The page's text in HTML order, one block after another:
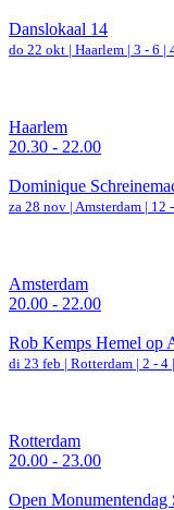
Danslokaal 14
do 22 okt | Haarlem | 3 - 6 |
Haarlem
20.30 - 22.00
Dominique
za 28 nov | Amsterdam | 12
Amsterdam
20.00 - 22.00
Rob Kemps Hemel op
di 23 feb | Rotterdam | 2 - 4
Rotterdam
20.00 - 23.00
Open Monumentendag